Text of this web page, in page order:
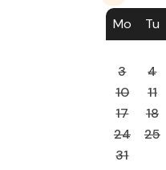
Mo
Tu
3
4
10
11
17
18
24
25
31